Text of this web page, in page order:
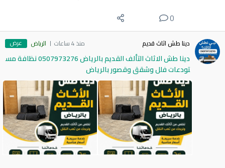
0
دينا طش اثاث قديم منذ 4 ساعات الرياض عرض
دينا طش الاثاث التألف القديم بالرياض 0507973276 نظافة مس
تودعات فلل وشقق وقصور بالرياض